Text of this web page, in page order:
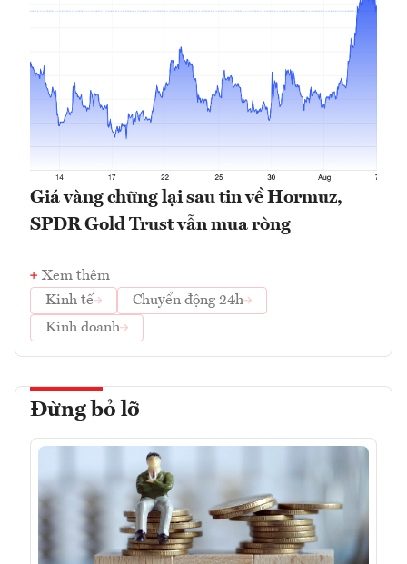
Giá vàng chững lại sau tin về Hormuz,
SPDR Gold Trust vẫn mua ròng
Xem thêm
Kinh tế
Chuyển động 24h
Kinh doanh
Đừng bỏ lỡ